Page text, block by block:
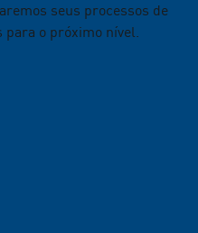
seus processos de
o próximo nível.